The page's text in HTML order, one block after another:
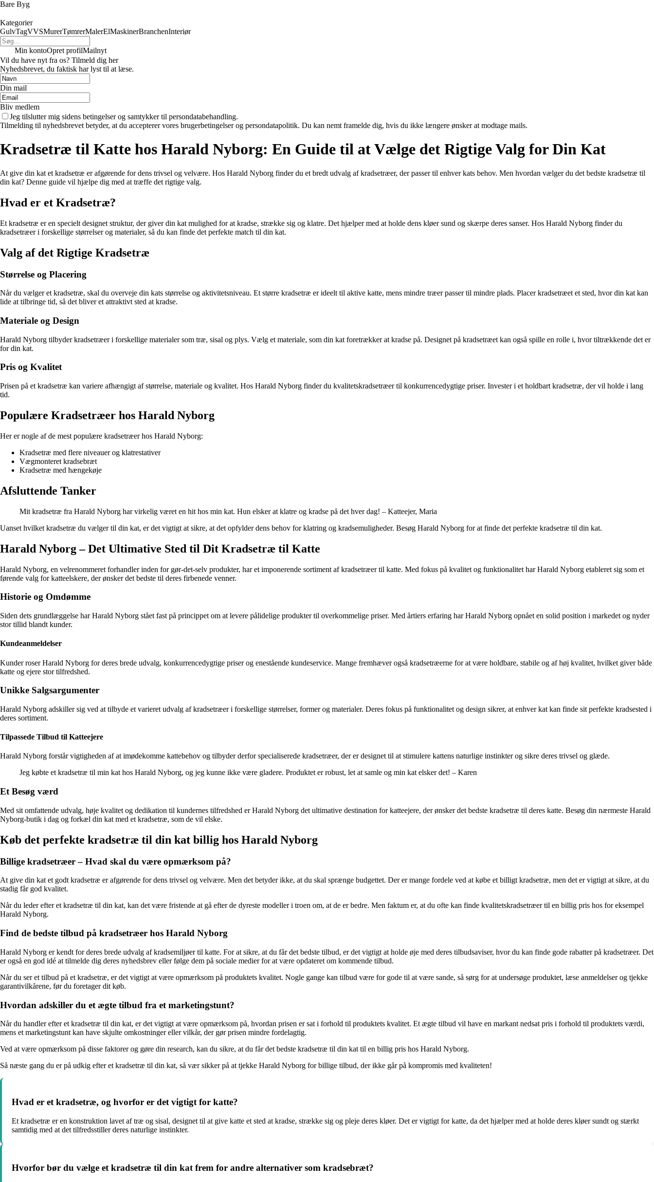
Bare Byg
Kategorier
GulvTagVVSMurerTømrerMalerElMaskinerBranchenInteriør
Min kontoOpret profilMailnyt
Vil du have nyt fra os? Tilmeld dig her
Nyhedsbrevet, du faktisk har lyst til at læse.
Din mail
Bliv medlem
Jeg tilslutter mig sidens betingelser og samtykker til persondatabehandling.
Tilmelding til nyhedsbrevet betyder, at du accepterer vores brugerbetingelser og persondatapolitik. Du kan nemt framelde dig, hvis du ikke længere ønsker at modtage mails.
Kradsetræ til Katte hos Harald Nyborg: En Guide til at Vælge det Rigtige Valg for Din Kat
At give din kat et kradsetræ er afgørende for dens trivsel og velvære. Hos Harald Nyborg finder du et bredt udvalg af kradsetræer, der passer til enhver kats behov. Men hvordan vælger du det bedste kradsetræ til
din kat? Denne guide vil hjælpe dig med at træffe det rigtige valg.
Hvad er et Kradsetræ?
Et kradsetræ er en specielt designet struktur, der giver din kat mulighed for at kradse, strække sig og klatre. Det hjælper med at holde dens kløer sund og skærpe deres sanser. Hos Harald Nyborg finder du
kradsetræer i forskellige størrelser og materialer, så du kan finde det perfekte match til din kat.
Valg af det Rigtige Kradsetræ
Størrelse og Placering
Når du vælger et kradsetræ, skal du overveje din kats størrelse og aktivitetsniveau. Et større kradsetræ er ideelt til aktive katte, mens mindre træer passer til mindre plads. Placer kradsetræet et sted, hvor din kat kan
lide at tilbringe tid, så det bliver et attraktivt sted at kradse.
Materiale og Design
Harald Nyborg tilbyder kradsetræer i forskellige materialer som træ, sisal og plys. Vælg et materiale, som din kat foretrækker at kradse på. Designet på kradsetræet kan også spille en rolle i, hvor tiltrækkende det er
for din kat.
Pris og Kvalitet
Prisen på et kradsetræ kan variere afhængigt af størrelse, materiale og kvalitet. Hos Harald Nyborg finder du kvalitetskradsetræer til konkurrencedygtige priser. Invester i et holdbart kradsetræ, der vil holde i lang
tid.
Populære Kradsetræer hos Harald Nyborg
Her er nogle af de mest populære kradsetræer hos Harald Nyborg:
Kradsetræ med flere niveauer og klatrestativer
Vægmonteret kradsebræt
Kradsetræ med hængekøje
Afsluttende Tanker
Mit kradsetræ fra Harald Nyborg har virkelig været en hit hos min kat. Hun elsker at klatre og kradse på det hver dag! – Katteejer, Maria
Uanset hvilket kradsetræ du vælger til din kat, er det vigtigt at sikre, at det opfylder dens behov for klatring og kradsemuligheder. Besøg Harald Nyborg for at finde det perfekte kradsetræ til din kat.
Harald Nyborg – Det Ultimative Sted til Dit Kradsetræ til Katte
Harald Nyborg, en velrenommeret forhandler inden for gør-det-selv produkter, har et imponerende sortiment af kradsetræer til katte. Med fokus på kvalitet og funktionalitet har Harald Nyborg etableret sig som et
førende valg for katteelskere, der ønsker det bedste til deres firbenede venner.
Historie og Omdømme
Siden dets grundlæggelse har Harald Nyborg stået fast på princippet om at levere pålidelige produkter til overkommelige priser. Med årtiers erfaring har Harald Nyborg opnået en solid position i markedet og nyder
stor tillid blandt kunder.
Kundeanmeldelser
Kunder roser Harald Nyborg for deres brede udvalg, konkurrencedygtige priser og enestående kundeservice. Mange fremhæver også kradsetræerne for at være holdbare, stabile og af høj kvalitet, hvilket giver både
katte og ejere stor tilfredshed.
Unikke Salgsargumenter
Harald Nyborg adskiller sig ved at tilbyde et varieret udvalg af kradsetræer i forskellige størrelser, former og materialer. Deres fokus på funktionalitet og design sikrer, at enhver kat kan finde sit perfekte kradsested i
deres sortiment.
Tilpassede Tilbud til Katteejere
Harald Nyborg forstår vigtigheden af at imødekomme kattebehov og tilbyder derfor specialiserede kradsetræer, der er designet til at stimulere kattens naturlige instinkter og sikre deres trivsel og glæde.
Jeg købte et kradsetræ til min kat hos Harald Nyborg, og jeg kunne ikke være gladere. Produktet er robust, let at samle og min kat elsker det! – Karen
Et Besøg værd
Med sit omfattende udvalg, høje kvalitet og dedikation til kundernes tilfredshed er Harald Nyborg det ultimative destination for katteejere, der ønsker det bedste kradsetræ til deres katte. Besøg din nærmeste Harald
Nyborg-butik i dag og forkæl din kat med et kradsetræ, som de vil elske.
Køb det perfekte kradsetræ til din kat billig hos Harald Nyborg
Billige kradsetræer – Hvad skal du være opmærksom på?
At give din kat et godt kradsetræ er afgørende for dens trivsel og velvære. Men det betyder ikke, at du skal sprænge budgettet. Der er mange fordele ved at købe et billigt kradsetræ, men det er vigtigt at sikre, at du
stadig får god kvalitet.
Når du leder efter et kradsetræ til din kat, kan det være fristende at gå efter de dyreste modeller i troen om, at de er bedre. Men faktum er, at du ofte kan finde kvalitetskradsetræer til en billig pris hos for eksempel
Harald Nyborg.
Find de bedste tilbud på kradsetræer hos Harald Nyborg
Harald Nyborg er kendt for deres brede udvalg af kradsemiljøer til katte. For at sikre, at du får det bedste tilbud, er det vigtigt at holde øje med deres tilbudsaviser, hvor du kan finde gode rabatter på kradsetræer. Det
er også en god idé at tilmelde dig deres nyhedsbrev eller følge dem på sociale medier for at være opdateret om kommende tilbud.
Når du ser et tilbud på et kradsetræ, er det vigtigt at være opmærksom på produktets kvalitet. Nogle gange kan tilbud være for gode til at være sande, så sørg for at undersøge produktet, læse anmeldelser og tjekke
garantivilkårene, før du foretager dit køb.
Hvordan adskiller du et ægte tilbud fra et marketingstunt?
Når du handler efter et kradsetræ til din kat, er det vigtigt at være opmærksom på, hvordan prisen er sat i forhold til produktets kvalitet. Et ægte tilbud vil have en markant nedsat pris i forhold til produktets værdi,
mens et marketingstunt kan have skjulte omkostninger eller vilkår, der gør prisen mindre fordelagtig.
Ved at være opmærksom på disse faktorer og gøre din research, kan du sikre, at du får det bedste kradsetræ til din kat til en billig pris hos Harald Nyborg.
Så næste gang du er på udkig efter et kradsetræ til din kat, så vær sikker på at tjekke Harald Nyborg for billige tilbud, der ikke går på kompromis med kvaliteten!
Hvad er et kradsetræ, og hvorfor er det vigtigt for katte?
Et kradsetræ er en konstruktion lavet af træ og sisal, designet til at give katte et sted at kradse, strække sig og pleje deres kløer. Det er vigtigt for katte, da det hjælper med at holde deres kløer sundt og stærkt
samtidig med at det tilfredsstiller deres naturlige instinkter.
Hvorfor bør du vælge et kradsetræ til din kat frem for andre alternativer som kradsebræt?